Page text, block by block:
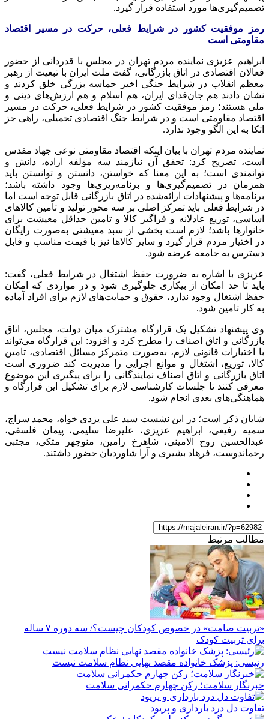
تصمیم‌گیری‌ها مورد استفاده قرار گیرد.
رمز موفقیت کشور در شرایط فعلی، حرکت در مسیر اقتصاد
مقاومتی است
ابراهیم عزیزی نماینده مردم تهران در مجلس با قدردانی از حضور
فعالان اقتصادی در اتاق بازرگانی، گفت ملت ایران با تبعیت از رهبر
معظم انقلاب در شرایط جنگی اخیر حماسه بزرگی خلق کردند و
نشان دادند هم جان‌فدای ایران، هم اسلام و هم ارزش‌های دینی و
ملی هستند؛ رمز موفقیت کشور در شرایط فعلی، حرکت در مسیر
اقتصاد مقاومتی است و در شرایط جنگ اقتصادی تحمیلی، راهی جز
اتکا به این الگو وجود ندارد.
نماینده مردم تهران با بیان اینکه اقتصاد مقاومتی نوعی جهاد مقدس
است، تصریح کرد: تحقق آن نیازمند سه مؤلفه اراده، دانش و
توانمندی است؛ به این معنا که خواستن، دانستن و توانستن باید
همزمان در تصمیم‌گیری‌ها و برنامه‌ریزی‌ها وجود داشته باشد؛
برنامه‌ها و پیشنهادات ارائه‌شده در اتاق بازرگانی قابل توجه است اما
در شرایط فعلی باید تمرکز اصلی بر سه محور تولید و تامین کالاهای
اساسی، توزیع عادلانه و فراگیر کالا و تامین حداقل معیشت برای
خانوارها باشد؛ لازم است بخشی از سبد معیشتی به‌صورت رایگان
در اختیار مردم قرار گیرد و سایر کالاها نیز با قیمت مناسب و قابل
دسترس به جامعه عرضه شود.
عزیزی با اشاره به ضرورت حفظ اشتغال در شرایط فعلی، گفت:
باید تا حد امکان از بیکاری جلوگیری شود و در مواردی که امکان
حفظ اشتغال وجود ندارد، حقوق و حمایت‌های لازم برای افراد آماده
به کار تامین شود.
وی پیشنهاد تشکیل یک قرارگاه مشترک میان دولت، مجلس، اتاق
بازرگانی و اتاق اصناف را مطرح کرد و افزود: این قرارگاه می‌تواند
با اختیارات قانونی لازم، به‌صورت متمرکز مسائل اقتصادی، تامین
کالا، توزیع، اشتغال و موانع اجرایی را مدیریت کند ضروری است
اتاق بازرگانی و اتاق اصناف نمایندگانی را برای پیگیری این موضوع
معرفی کنند تا جلسات کارشناسی لازم برای تشکیل این قرارگاه و
هماهنگی‌های بعدی انجام شود.
شایان ذکر است؛ در این نشست سید علی یزدی خواه، محمد سراج،
سمیه رفیعی، ابراهیم عزیزی، علیرضا سلیمی، پیمان فلسفی،
عبدالحسین روح الامینی، شاهرخ رامین، منوچهر متکی، مجتبی
رحماندوست، فرهاد بشیری و آرا شاوردیان حضور داشتند.
مطالب مرتبط
«تربیت صامت» در خصوص کودکان چیست؟/ سه دوره ۷ ساله
برای تربیت کودک
رئیسی: پزشک خانواده مقصد نهایی نظام سلامت نیست
خبرنگار سلامت؛ رکن چهارم حکمرانی سلامت
تفاوت دل درد بارداری و پریود